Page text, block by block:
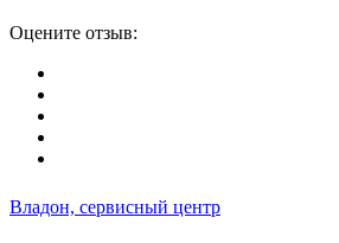
Оцените отзыв:
Владон, сервисный центр